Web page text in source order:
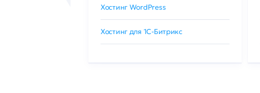
Хостинг WordPress
Хостинг для 1C-Битрикс